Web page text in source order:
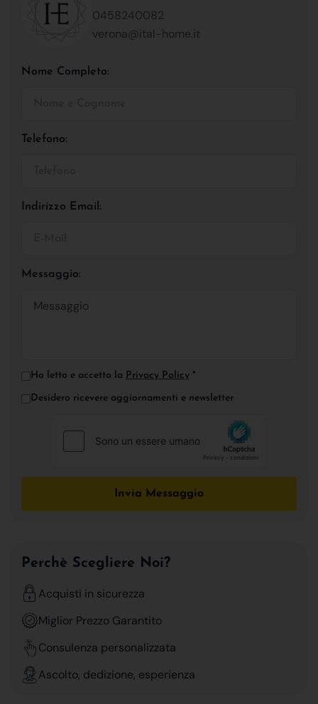
0458240082
verona@ital-home.it
Nome Completo:
Telefono:
Indirizzo Email:
Messaggio:
Ho letto e accetto la Privacy Policy *
Desidero ricevere aggiornamenti e newsletter
Invia Messaggio
Perchè Scegliere Noi?
Acquisti in sicurezza
Miglior Prezzo Garantito
Consulenza personalizzata
Ascolto, dedizione, esperienza